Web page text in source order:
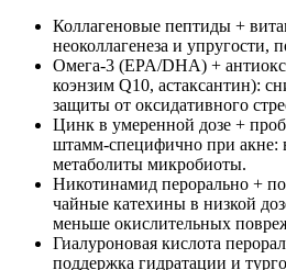
Коллагеновые пептиды +
неоколлагенеза и упругости,
Омега‑3 (EPA/DHA) +
коэнзим Q10, астаксантин):
защиты от оксидативного
Цинк в умеренной дозе +
штамм‑специфично при акне:
метаболиты микробиоты.
Никотинамид перорально +
чайные катехины в низкой
меньше окислительных
Гиалуроновая кислота
поддержка гидратации и